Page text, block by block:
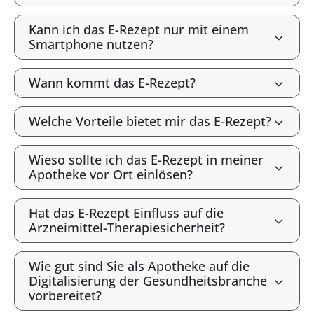
Kann ich das E-Rezept nur mit einem
Smartphone nutzen?
Wann kommt das E-Rezept?
Welche Vorteile bietet mir das E-Rezept?
Wieso sollte ich das E-Rezept in meiner
Apotheke vor Ort einlösen?
Hat das E-Rezept Einfluss auf die
Arzneimittel-Therapiesicherheit?
Wie gut sind Sie als Apotheke auf die
Digitalisierung der Gesundheitsbranche
vorbereitet?